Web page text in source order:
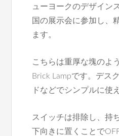
ューヨークのデザイン
国の展示会に参加し、
ます。
こちらは重厚な塊のよ
Brick Lampです。デス
ドなどでシンプルに使
スイッチは排除し、持
下向きに置くことで